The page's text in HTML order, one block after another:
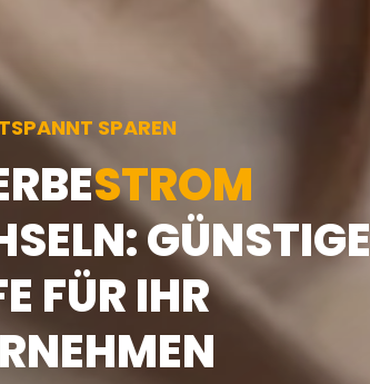
SPAREN
STROM
GÜNSTIGE
FÜR IHR